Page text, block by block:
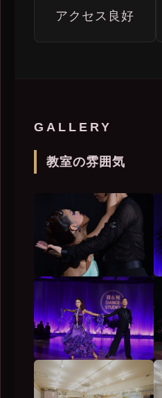
アクセス良好
GALLERY
教室の雰囲気